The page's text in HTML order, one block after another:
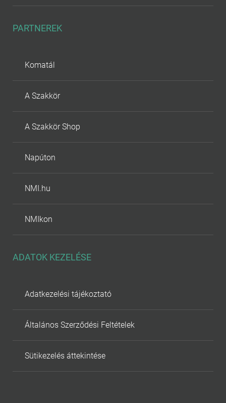
PARTNEREK
Komatál
A Szakkör
A Szakkör Shop
Napúton
NMI.hu
NMIkon
ADATOK KEZELÉSE
Adatkezelési tájékoztató
Általános Szerződési Feltételek
Sütikezelés áttekintése